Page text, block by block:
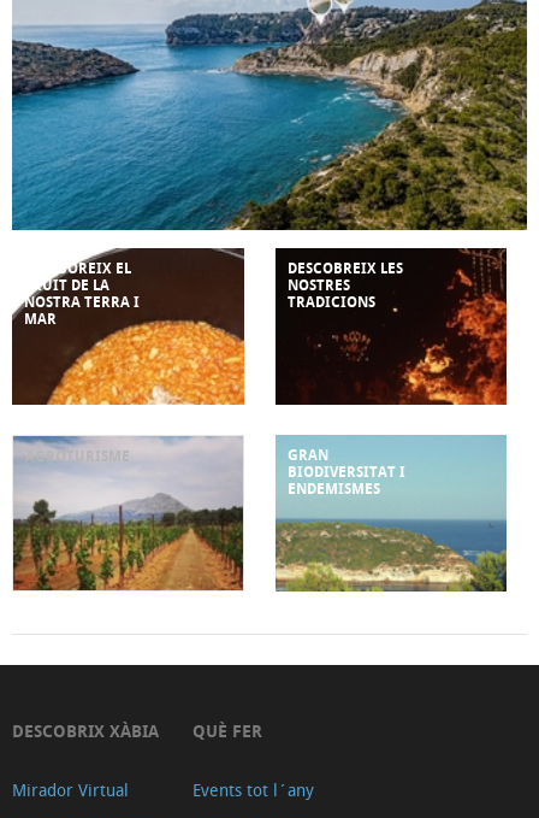
ASSABOREIX EL
FRUIT DE LA
NOSTRA TERRA I
MAR
DESCOBREIX LES
NOSTRES
TRADICIONS
AGROTURISME
GRAN
BIODIVERSITAT I
ENDEMISMES
DESCOBRIX XÀBIA
Mirador Virtual
QUÈ FER
Events tot l´any